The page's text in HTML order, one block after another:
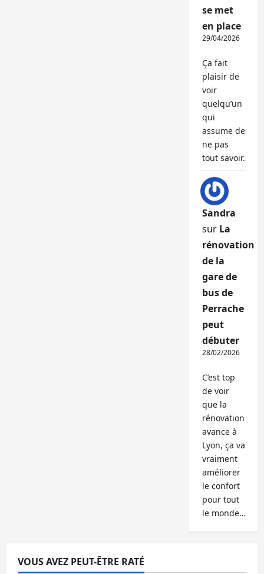
se met
en place
29/04/2026
Ça fait
plaisir de
voir
quelqu’un
qui
assume de
ne pas
tout savoir.
Sandra
sur La
rénovation
de la
gare de
bus de
Perrache
peut
débuter
28/02/2026
C’est top
de voir
que la
rénovation
avance à
Lyon, ça va
vraiment
améliorer
le confort
pour tout
le monde…
VOUS AVEZ PEUT-ÊTRE RATÉ
Abonnés Financement
L'avis des courtiers